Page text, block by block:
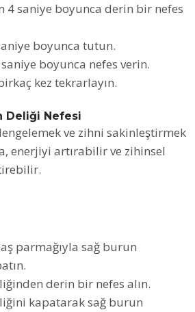
4 saniye boyunca derin bir nefes
boyunca tutun.
saniye boyunca nefes verin.
kez tekrarlayın.
Deliği Nefesi
ve zihni sakinleştirmek
enerjiyi artırabilir ve zihinsel
parmağıyla sağ burun
derin bir nefes alın.
kapatarak sağ burun